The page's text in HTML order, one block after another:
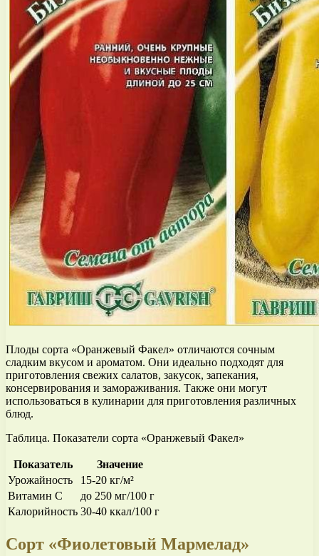
Плоды сорта «Оранжевый Факел» отличаются сочным
сладким вкусом и ароматом. Они идеально подходят для
приготовления свежих салатов, закусок, запекания,
консервирования и замораживания. Также они могут
использоваться в кулинарии для приготовления различных
блюд.
Таблица. Показатели сорта «Оранжевый Факел»
Показатель
Значение
Урожайность
15-20 кг/м²
Витамин C
до 250 мг/100 г
Калорийность 30-40 ккал/100 г
Сорт «Фиолетовый Мармелад»